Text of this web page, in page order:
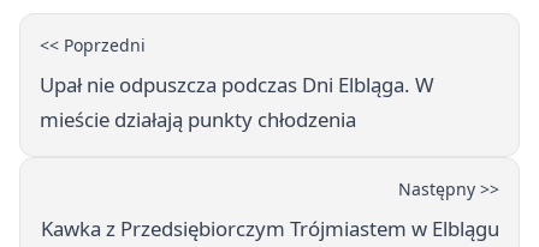
<< Poprzedni
Upał nie odpuszcza podczas Dni Elbląga. W
mieście działają punkty chłodzenia
Następny >>
Kawka z Przedsiębiorczym Trójmiastem w Elblągu